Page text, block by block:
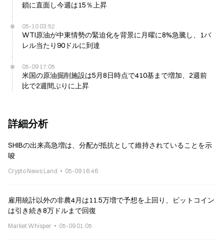
鎖に直面し今週は15％上昇
05-10 03:52
WTI原油が中東情勢の緊迫化を背景に月曜に8%急騰し、1バ
レル当たり90ドルに到達
05-09 17:05
米国の原油掘削施設は5月8日時点で410基まで増加、2週前
比で2週間ぶりに上昇
詳細分析
SHIBの出来高急増は、分配が抵抗として維持されていることを示
唆
Crypto News Land 05-09 16:46
雇用統計以外の非農4月は11.5万増で予想を上回り、ビットコイン
は引き続き8万ドルまで回復
Market Whisper 05-09 01:05